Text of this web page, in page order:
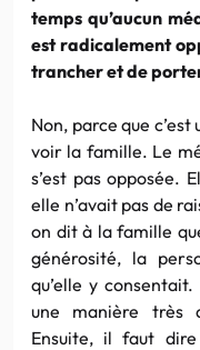
temps qu’aucun
est radicalement
trancher et de
Non, parce que
voir la famille. Le
s’est pas opposée.
elle n’avait pas de
on dit à la famille
générosité, la
qu’elle y
une manière très
Ensuite, il faut